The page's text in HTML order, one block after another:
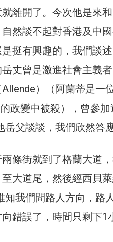
離開了。今次他是來
然談不起對香港及中
挺有興趣的，我們談
丈曾是激進社會主義
）（阿蘭蒂是一
政變中被殺），曾參
父談談，我們欣然答應
條街就到了格蘭大道
大道尾，然後經西貝
知我們問路人方向，路
錯誤了，時間只剩下1